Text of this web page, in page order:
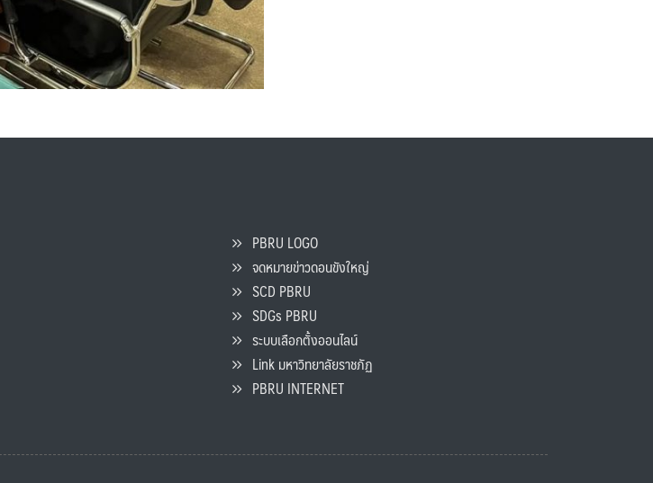
PBRU LOGO
จดหมายข่าวดอนขังใหญ่
SCD PBRU
SDGs PBRU
ระบบเลือกตั้งออนไลน์
Link มหาวิทยาลัยราชภัฏ
PBRU INTERNET